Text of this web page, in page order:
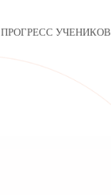
ПРОГРЕСС УЧЕНИКОВ